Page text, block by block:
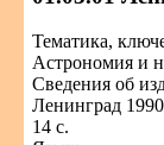
Тематика,
Астрономия и
Сведения об
Ленинград 1990
14 с.